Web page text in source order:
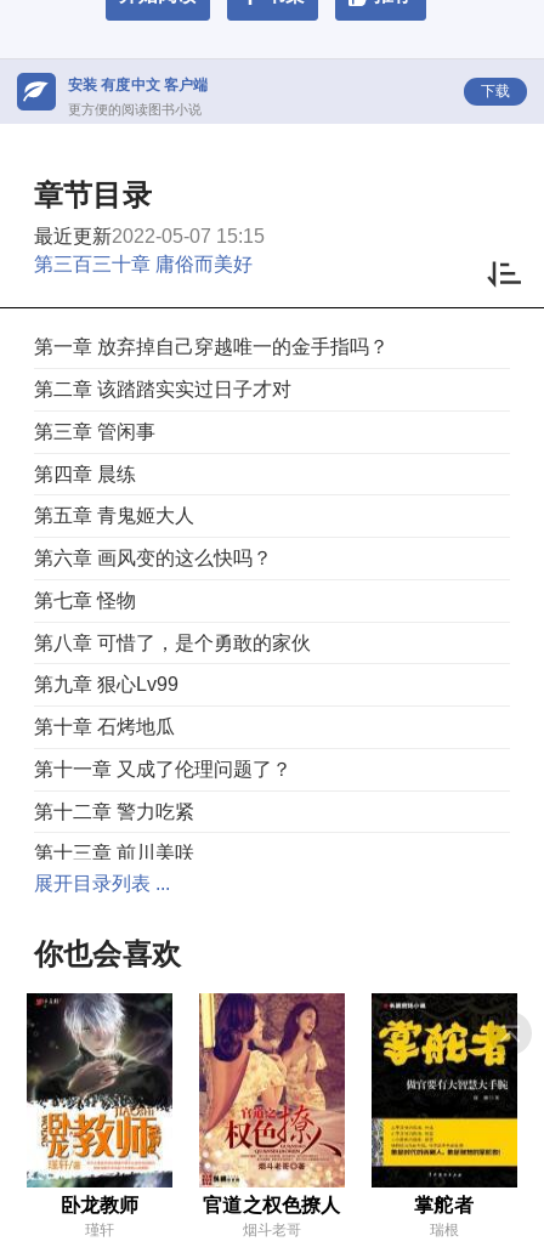
安装 有度中文 客户端
更方便的阅读图书小说
下载
章节目录
最近更新2022-05-07 15:15
第三百三十章 庸俗而美好
第一章 放弃掉自己穿越唯一的金手指吗？
第二章 该踏踏实实过日子才对
第三章 管闲事
第四章 晨练
第五章 青鬼姬大人
第六章 画风变的这么快吗？
第七章 怪物
第八章 可惜了，是个勇敢的家伙
第九章 狠心Lv99
第十章 石烤地瓜
第十一章 又成了伦理问题了？
第十二章 警力吃紧
第十三章 前川美咲
第十四章 不可小觑啊！
第十五章 可爱风的猫眼JK
第十七章 输了比赛我们就跑
第十八章 到此为止了
第十九章 合作愉快
第二十章 大杂烩流派
第二十一章 也许该去买只羊
第二十二章 大哥哥，晚安
展开目录列表 ...
你也会喜欢
卧龙教师
瑾轩
官道之权色撩人
烟斗老哥
掌舵者
瑞根